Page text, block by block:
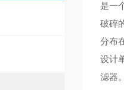
是一
破碎
分布
设计
滤器